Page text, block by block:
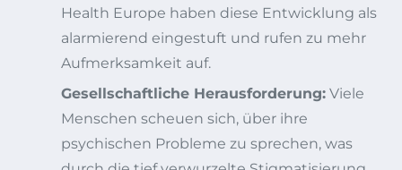
Health Europe haben diese Entwicklung als
alarmierend eingestuft und rufen zu mehr
Aufmerksamkeit auf.
Gesellschaftliche Herausforderung: Viele
Menschen scheuen sich, über ihre
psychischen Probleme zu sprechen, was